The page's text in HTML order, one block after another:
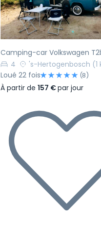
Camping-car Volkswagen
4
's-Hertogenbosch (1
Loué 22 fois
(8)
À partir de 157 €par jour